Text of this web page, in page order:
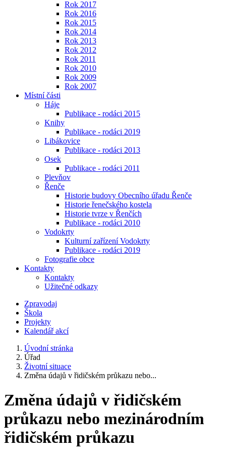
Rok 2017
Rok 2016
Rok 2015
Rok 2014
Rok 2013
Rok 2012
Rok 2011
Rok 2010
Rok 2009
Rok 2007
Místní části
Háje
Publikace - rodáci 2015
Knihy
Publikace - rodáci 2019
Libákovice
Publikace - rodáci 2013
Osek
Publikace - rodáci 2011
Plevňov
Řenče
Historie budovy Obecního úřadu Řenče
Historie řenečského kostela
Historie tvrze v Řenčích
Publikace - rodáci 2010
Vodokrty
Kulturní zařízení Vodokrty
Publikace - rodáci 2019
Fotografie obce
Kontakty
Kontakty
Užitečné odkazy
Zpravodaj
Škola
Projekty
Kalendář akcí
Úvodní stránka
Úřad
Životní situace
Změna údajů v řidičském průkazu nebo...
Změna údajů v řidičském
průkazu nebo mezinárodním
řidičském průkazu